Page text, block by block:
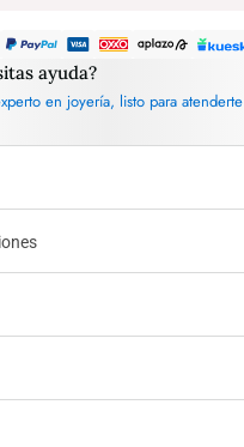
ayuda?
en joyería, listo para atenderte